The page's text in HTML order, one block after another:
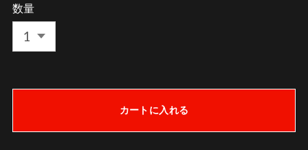
数量
カートに入れる